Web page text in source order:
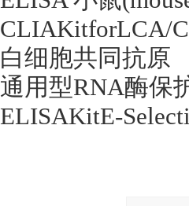
CLIAKitforLCA/
白细胞共同抗原
通用型RNA酶保
ELISAKitE-